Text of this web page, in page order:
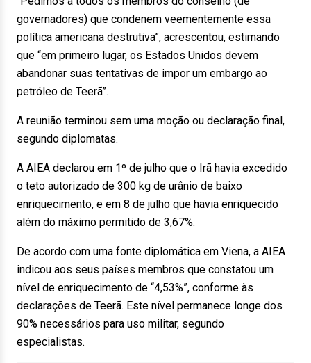
governadores) que condenem veementemente essa
política americana destrutiva”, acrescentou, estimando
que “em primeiro lugar, os Estados Unidos devem
abandonar suas tentativas de impor um embargo ao
petróleo de Teerã”.
A reunião terminou sem uma moção ou declaração final,
segundo diplomatas.
A AIEA declarou em 1º de julho que o Irã havia excedido
o teto autorizado de 300 kg de urânio de baixo
enriquecimento, e em 8 de julho que havia enriquecido
além do máximo permitido de 3,67%.
De acordo com uma fonte diplomática em Viena, a AIEA
indicou aos seus países membros que constatou um
nível de enriquecimento de “4,53%”, conforme às
declarações de Teerã. Este nível permanece longe dos
90% necessários para uso militar, segundo
especialistas.